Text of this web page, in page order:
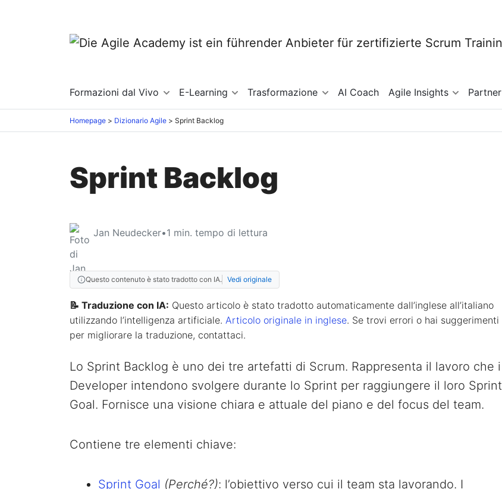
Formazioni dal Vivo E-Learning Trasformazione AI Coach Agile Insights Partner
Homepage Dizionario Agile Sprint Backlog
Sprint Backlog
Jan Neudecker•1 min. tempo di lettura
Questo contenuto è stato tradotto con IA. Vedi originale
📝 Traduzione con IA: Questo articolo è stato tradotto automaticamente dall’inglese all’italiano
utilizzando l’intelligenza artificiale. Articolo originale in inglese. Se trovi errori o hai suggerimenti
per migliorare la traduzione, contattaci.
Lo Sprint Backlog è uno dei tre artefatti di Scrum. Rappresenta il lavoro che i
Developer intendono svolgere durante lo Sprint per raggiungere il loro Sprint
Goal. Fornisce una visione chiara e attuale del piano e del focus del team.
Contiene tre elementi chiave:
Sprint Goal (Perché?): l’obiettivo verso cui il team sta lavorando. I